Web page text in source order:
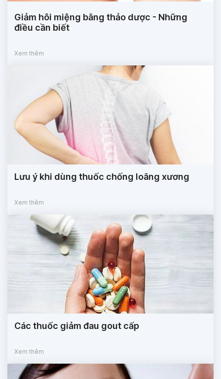
Giảm hôi miệng bằng thảo dược - Những
điều cần biết
Xem thêm
Lưu ý khi dùng thuốc chống loãng xương
Xem thêm
Các thuốc giảm đau gout cấp
Xem thêm